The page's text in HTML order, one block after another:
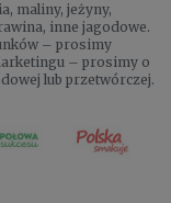
maliny, jeżyny,
inne jagodowe.
– prosimy
– prosimy o
lub przetwórczej.